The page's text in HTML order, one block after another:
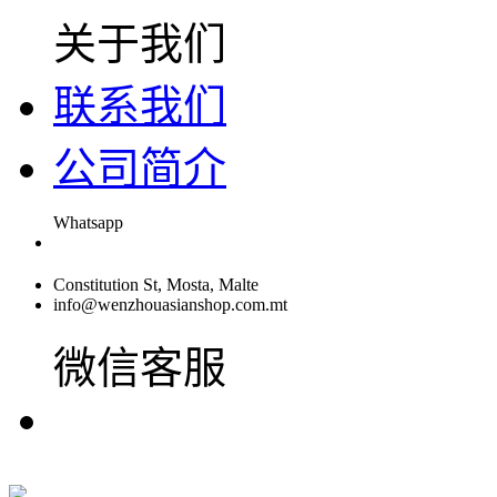
关于我们
联系我们
公司简介
Whatsapp
Constitution St, Mosta, Malte
info@wenzhouasianshop.com.mt
微信客服